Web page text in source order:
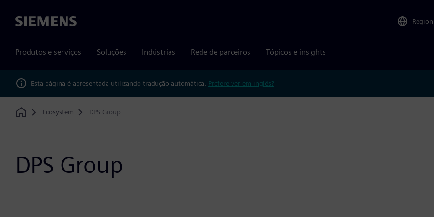
Siemens Region
Produtos e serviços Soluções Indústrias Rede de parceiros Tópicos e insights
Esta página é apresentada utilizando tradução automática. Prefere ver em inglês?
Home
Ecosystem DPS Group
DPS Group